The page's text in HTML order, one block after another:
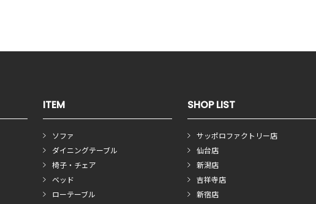
ITEM
ソファ
ダイニングテーブル
椅子・チェア
ベッド
ローテーブル
SHOP LIST
サッポロファクトリー店
仙台店
新潟店
吉祥寺店
新宿店